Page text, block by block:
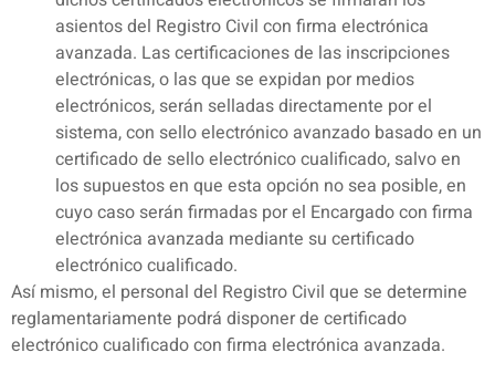
asientos del Registro Civil con firma electrónica
avanzada. Las certificaciones de las inscripciones
electrónicas, o las que se expidan por medios
electrónicos, serán selladas directamente por el
sistema, con sello electrónico avanzado basado en un
certificado de sello electrónico cualificado, salvo en
los supuestos en que esta opción no sea posible, en
cuyo caso serán firmadas por el Encargado con firma
electrónica avanzada mediante su certificado
electrónico cualificado.
Así mismo, el personal del Registro Civil que se determine
reglamentariamente podrá disponer de certificado
electrónico cualificado con firma electrónica avanzada.